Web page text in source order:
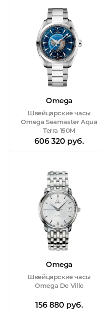
Omega
Швейцарские часы
Omega Seamaster Aqua
Terra 150M
606 320 руб.
Omega
Швейцарские часы
Omega De Ville
156 880 руб.